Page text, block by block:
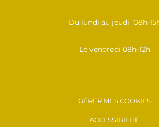
Du lundi au jeudi 08h-
Le vendredi 08h-12h
GÉRER MES COOKIES
ACCESSIBILITÉ